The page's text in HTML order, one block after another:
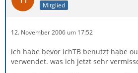
Mitglied
12. November 2006 um 17:52
ich habe bevor ichTB benutzt habe
verwendet. was ich jetzt sehr